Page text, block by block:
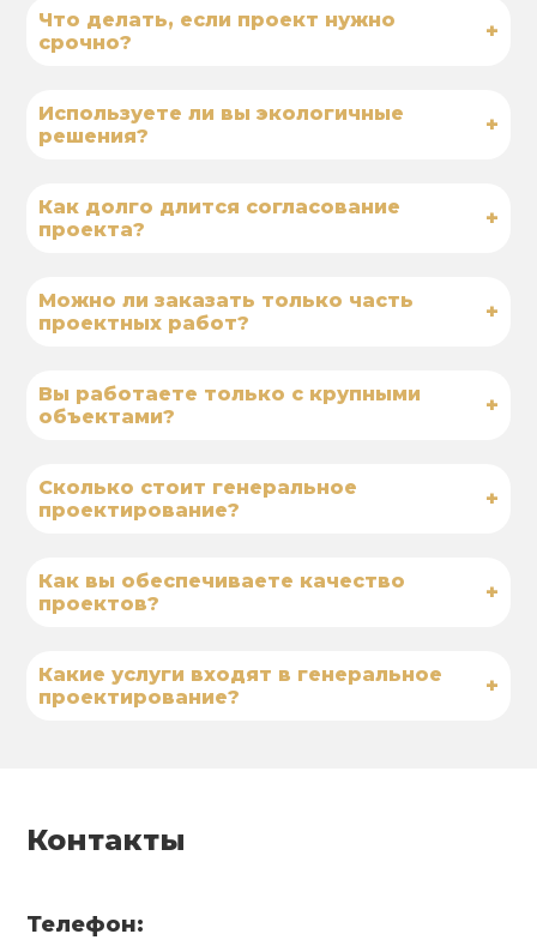
Что делать, если проект нужно
срочно?
+
Используете ли вы экологичные
решения?
+
Как долго длится согласование
проекта?
+
Можно ли заказать только часть
проектных работ?
+
Вы работаете только с крупными
объектами?
+
Сколько стоит генеральное
проектирование?
+
Как вы обеспечиваете качество
проектов?
+
Какие услуги входят в генеральное
проектирование?
+
Контакты
Телефон: